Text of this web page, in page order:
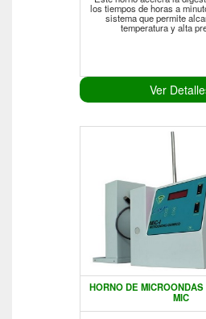
los tiempos de horas a
sistema que permite
temperatura y alta
Ver
HORNO DE
MIC